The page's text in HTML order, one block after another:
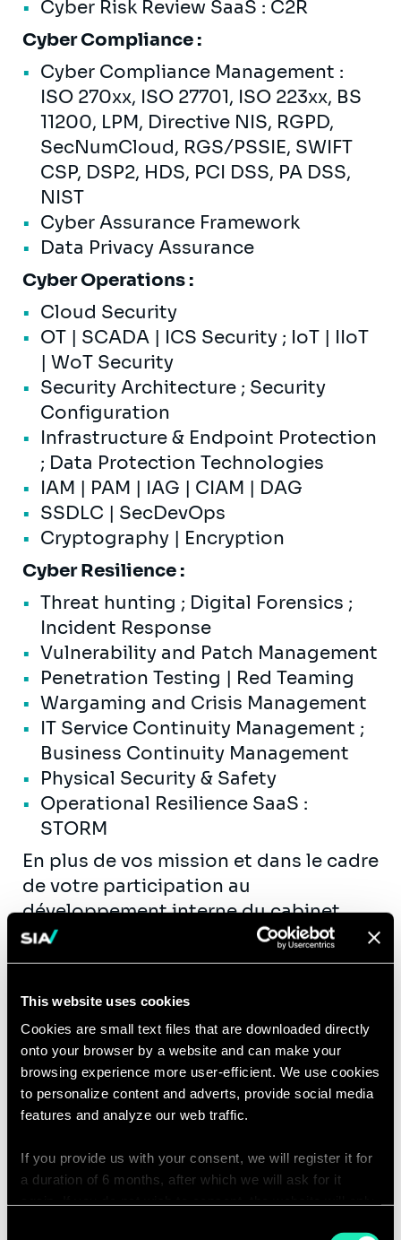
This website uses cookies
Cookies are small text files that are downloaded directly
onto your browser by a website and can make your
browsing experience more user-efficient. We use cookies
to personalize content and adverts, provide social media
features and analyze our web traffic.
If you provide us with your consent, we will register it for
a duration of 6 months, after which we will ask for it
Cyber Risk Review SaaS : C2R
Cyber Compliance :
Cyber Compliance Management :
ISO 270xx, ISO 27701, ISO 223xx, BS
11200, LPM, Directive NIS, RGPD,
SecNumCloud, RGS/PSSIE, SWIFT
CSP, DSP2, HDS, PCI DSS, PA DSS,
NIST
Cyber Assurance Framework
Data Privacy Assurance
Cyber Operations :
Cloud Security
OT | SCADA | ICS Security ; IoT | IIoT
| WoT Security
Security Architecture ; Security
Configuration
Infrastructure & Endpoint Protection
; Data Protection Technologies
IAM | PAM | IAG | CIAM | DAG
SSDLC | SecDevOps
Cryptography | Encryption
Cyber Resilience :
Threat hunting ; Digital Forensics ;
Incident Response
Vulnerability and Patch Management
Penetration Testing | Red Teaming
Wargaming and Crisis Management
IT Service Continuity Management ;
Business Continuity Management
Physical Security & Safety
Operational Resilience SaaS :
STORM
En plus de vos mission et dans le cadre
de votre participation au
développement interne du cabinet,
vous :
Innovez au sein de notre Sia
CyberLab, où vous travaillez sur
l’élaboration de nouvelles offres et
solutions SaaS autour de
technologies avancées et
capitalisant sur notre savoir-faire
unique en IA. Vous réalisez
de solutions Cyber du marché, tout